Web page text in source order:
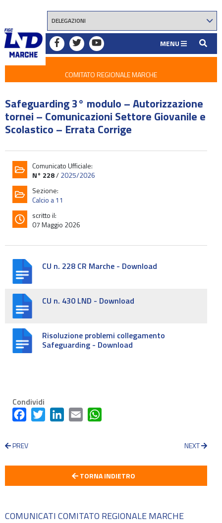
MENU
COMITATO REGIONALE MARCHE
Safeguarding 3° modulo – Autorizzazione
tornei – Comunicazioni Settore Giovanile e
Scolastico – Errata Corrige
Comunicato Ufficiale:
N° 228/2025/2026
Sezione:
Calcio a 11
scritto il:
07 Maggio 2026
CU n. 228 CR Marche - Download
CU n. 430 LND - Download
Risoluzione problemi collegamento
Safeguarding - Download
Condividi
FacebookTwitter LinkedInEmail
PREV NEXT
TORNA INDIETRO
COMUNICATI COMITATO REGIONALE MARCHE